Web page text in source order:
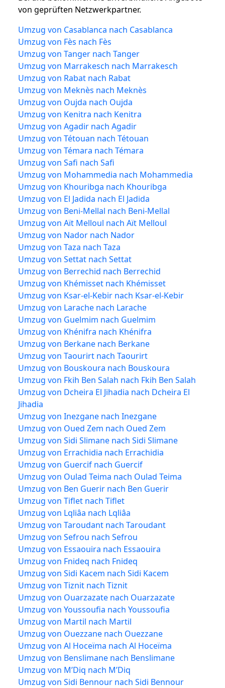
von geprüften Netzwerkpartner.
Umzug von Casablanca nach Casablanca
Umzug von Fès nach Fès
Umzug von Tanger nach Tanger
Umzug von Marrakesch nach Marrakesch
Umzug von Rabat nach Rabat
Umzug von Meknès nach Meknès
Umzug von Oujda nach Oujda
Umzug von Kenitra nach Kenitra
Umzug von Agadir nach Agadir
Umzug von Tétouan nach Tétouan
Umzug von Témara nach Témara
Umzug von Safi nach Safi
Umzug von Mohammedia nach Mohammedia
Umzug von Khouribga nach Khouribga
Umzug von El Jadida nach El Jadida
Umzug von Beni-Mellal nach Beni-Mellal
Umzug von Aït Melloul nach Aït Melloul
Umzug von Nador nach Nador
Umzug von Taza nach Taza
Umzug von Settat nach Settat
Umzug von Berrechid nach Berrechid
Umzug von Khémisset nach Khémisset
Umzug von Ksar-el-Kebir nach Ksar-el-Kebir
Umzug von Larache nach Larache
Umzug von Guelmim nach Guelmim
Umzug von Khénifra nach Khénifra
Umzug von Berkane nach Berkane
Umzug von Taourirt nach Taourirt
Umzug von Bouskoura nach Bouskoura
Umzug von Fkih Ben Salah nach Fkih Ben Salah
Umzug von Dcheira El Jihadia nach Dcheira El
Jihadia
Umzug von Inezgane nach Inezgane
Umzug von Oued Zem nach Oued Zem
Umzug von Sidi Slimane nach Sidi Slimane
Umzug von Errachidia nach Errachidia
Umzug von Guercif nach Guercif
Umzug von Oulad Teima nach Oulad Teima
Umzug von Ben Guerir nach Ben Guerir
Umzug von Tiflet nach Tiflet
Umzug von Lqliâa nach Lqliâa
Umzug von Taroudant nach Taroudant
Umzug von Sefrou nach Sefrou
Umzug von Essaouira nach Essaouira
Umzug von Fnideq nach Fnideq
Umzug von Sidi Kacem nach Sidi Kacem
Umzug von Tiznit nach Tiznit
Umzug von Ouarzazate nach Ouarzazate
Umzug von Youssoufia nach Youssoufia
Umzug von Martil nach Martil
Umzug von Ouezzane nach Ouezzane
Umzug von Al Hoceïma nach Al Hoceïma
Umzug von Benslimane nach Benslimane
Umzug von M’Diq nach M’Diq
Umzug von Sidi Bennour nach Sidi Bennour